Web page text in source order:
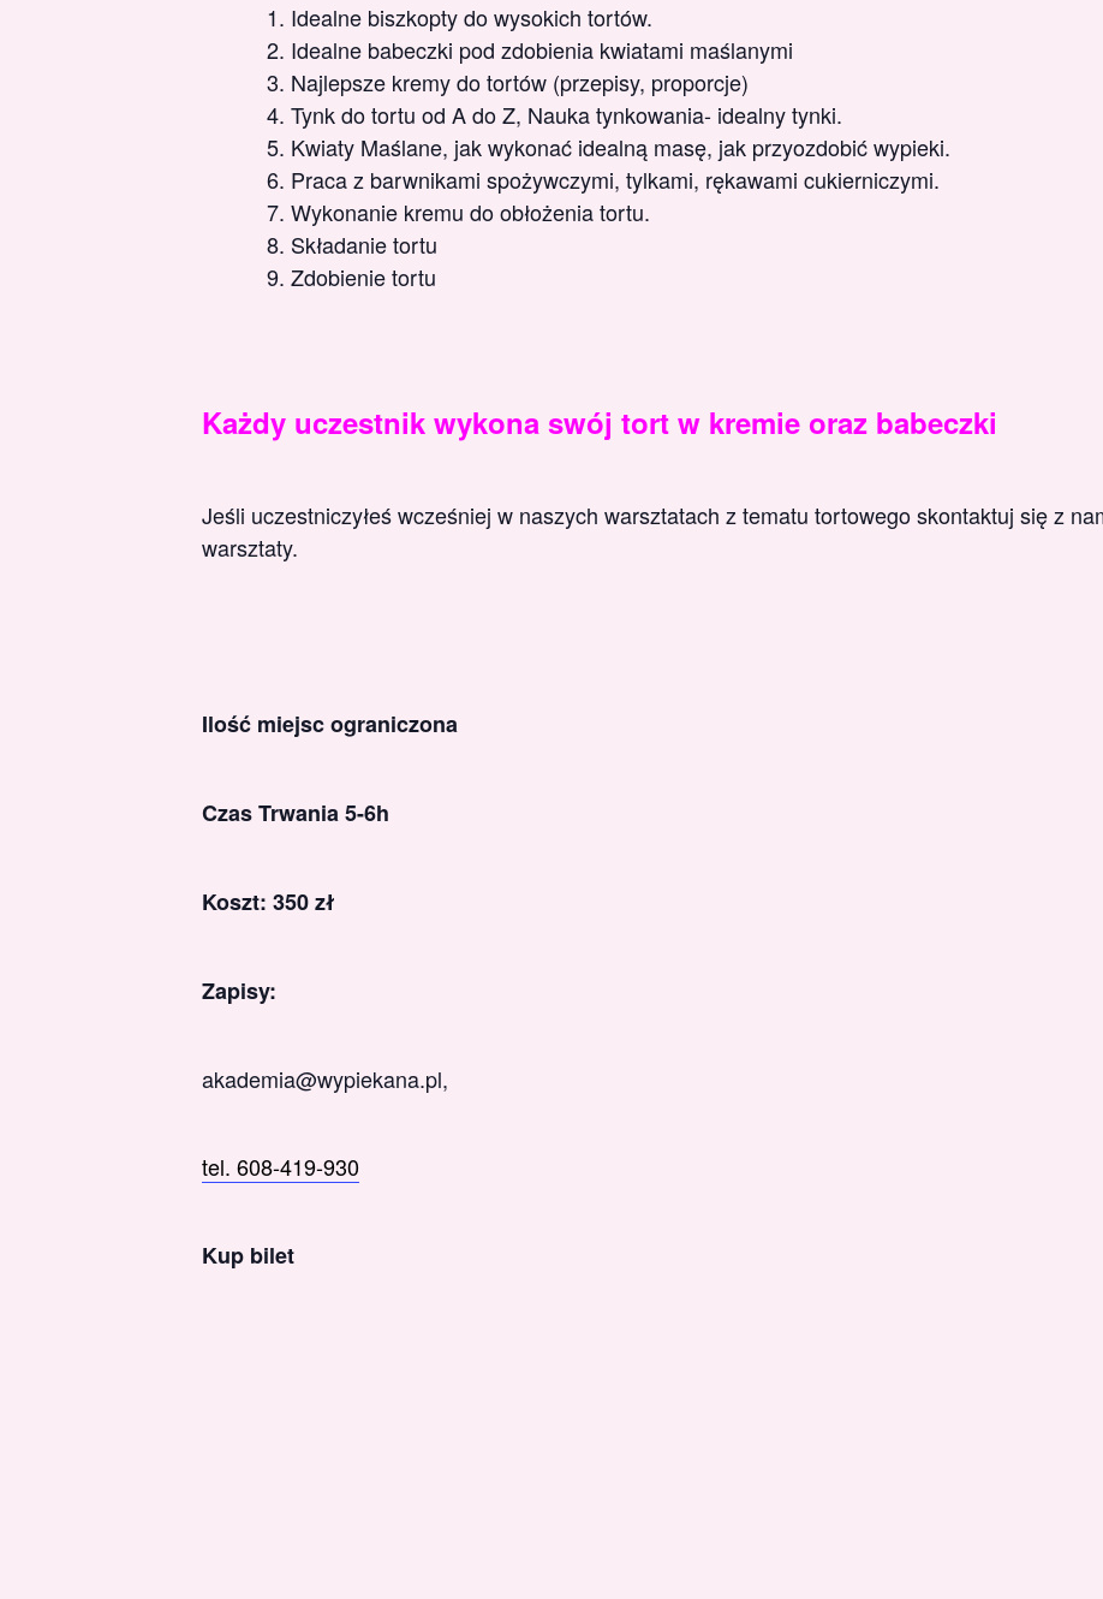
Idealne biszkopty do wysokich tortów.
Idealne babeczki pod zdobienia kwiatami maślanymi
Najlepsze kremy do tortów (przepisy, proporcje)
Tynk do tortu od A do Z, Nauka tynkowania- idealny tynki.
Kwiaty Maślane, jak wykonać idealną masę, jak przyozdobić wypieki.
Praca z barwnikami spożywczymi, tylkami, rękawami cukierniczymi.
Wykonanie kremu do obłożenia tortu.
Składanie tortu
Zdobienie tortu
Każdy uczestnik wykona swój tort w kremie oraz babeczki
Jeśli uczestniczyłeś wcześniej w naszych warsztatach z tematu tortowego skontaktuj się z
warsztaty.
Ilość miejsc ograniczona
Czas Trwania 5-6h
Koszt: 350 zł
Zapisy:
akademia@wypiekana.pl,
tel. 608-419-930
Kup bilet